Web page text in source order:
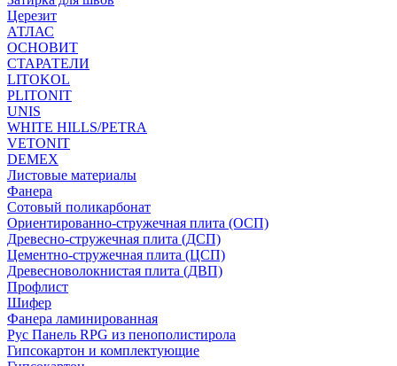
Церезит
АТЛАС
ОСНОВИТ
СТАРАТЕЛИ
LITOKOL
PLITONIT
UNIS
WHITE HILLS/PETRA
VETONIT
DEMEX
Листовые материалы
Фанера
Сотовый поликарбонат
Ориентированно-стружечная плита (ОСП)
Древесно-стружечная плита (ДСП)
Цементно-стружечная плита (ЦСП)
Древесноволокнистая плита (ДВП)
Профлист
Шифер
Фанера ламинированная
Рус Панель RPG из пенополистирола
Гипсокартон и комплектующие